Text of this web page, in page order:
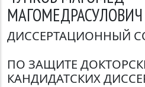
МАГОМЕДРАСУЛОВИЧ
ДИССЕРТАЦИОННЫЙ
ПО ЗАЩИТЕ
КАНДИДАТСКИХ